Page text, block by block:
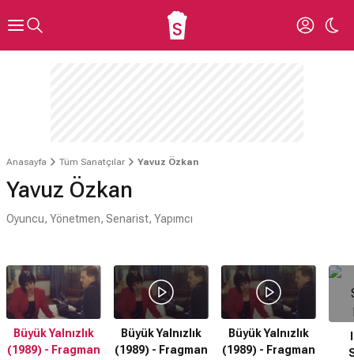
Anasayfa Tüm Sanatçılar Yavuz Özkan
Yavuz Özkan
Oyuncu, Yönetmen, Senarist, Yapımcı
Büyük Yalnızlık
(1989) - Fragman
Büyük Yalnızlık
(1989) - Fragman
Büyük Yalnızlık
(1989) - Fragman